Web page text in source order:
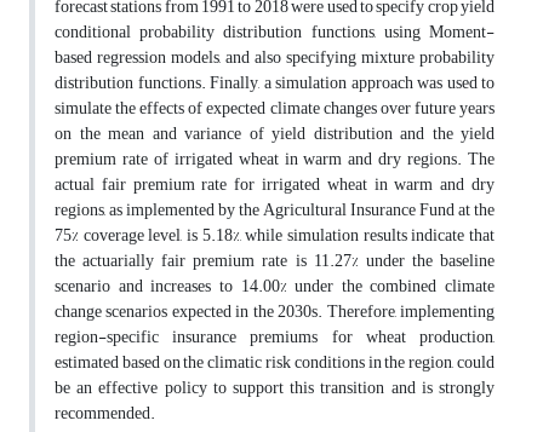
forecast stations from 1991 to 2018 were used to specify crop yield
conditional probability distribution functions, using Moment-
based regression models, and also specifying mixture probability
distribution functions. Finally, a simulation approach was used to
simulate the effects of expected climate changes over future years
on the mean and variance of yield distribution and the yield
premium rate of irrigated wheat in warm and dry regions. The
actual fair premium rate for irrigated wheat in warm and dry
regions, as implemented by the Agricultural Insurance Fund at the
75% coverage level, is 5.18%, while simulation results indicate that
the actuarially fair premium rate is 11.27% under the baseline
scenario and increases to 14.00% under the combined climate
change scenarios expected in the 2030s. Therefore, implementing
region-specific insurance premiums for wheat production,
estimated based on the climatic risk conditions in the region, could
be an effective policy to support this transition and is strongly
recommended.